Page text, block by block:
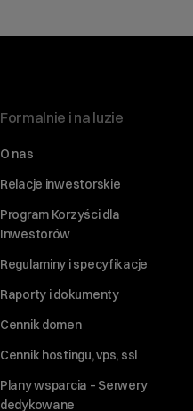
Formalnie i na luzie
O nas
Relacje inwestorskie
Program Korzyści dla
Inwestorów
Regulaminy i specyfikacje
Raporty i dokumenty
Cennik domen
Cennik hostingu, vps, ssl
Plany wsparcia – Serwery
dedykowane